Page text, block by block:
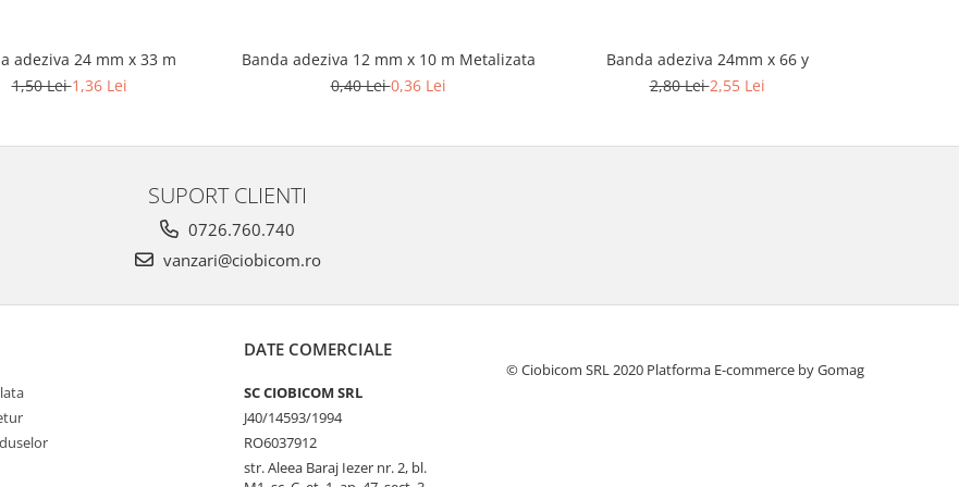
adeziva 24 mm x 33 m
1,50 Lei1,36 Lei
Banda adeziva 12 mm x 10 m Metalizata
0,40 Lei0,36 Lei
Banda adeziva 24mm x 66 y
2,80 Lei2,55 Lei
SUPORT CLIENTI
0726.760.740
vanzari@ciobicom.ro
DATE COMERCIALE
SC CIOBICOM SRL
J40/14593/1994
RO6037912
str. Aleea Baraj Iezer nr. 2, bl.
© Ciobicom SRL 2020 Platforma E-commerce by Gomag